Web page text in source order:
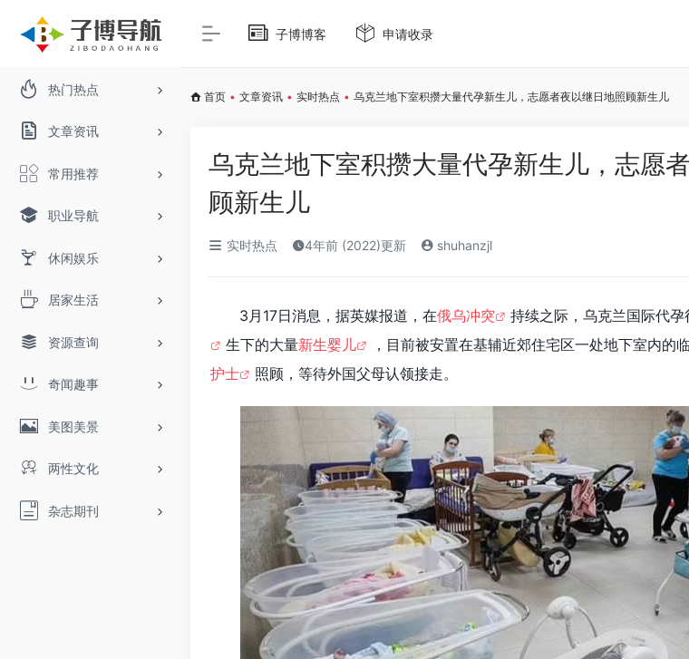
热门热点
文章资讯
常用推荐
职业导航
休闲娱乐
居家生活
资源查询
奇闻趣事
美图美景
两性文化
杂志期刊
子博博客 申请收录
首页 • 文章资讯 • 实时热点 • 乌克兰地下室积攒大量代孕新生儿，志愿者夜以继日地照顾新生儿
乌克兰地下室积攒大量代孕新生儿，志愿
顾新生儿
实时热点 4年前 (2022)更新 shuhanzjl
3月17日消息，据英媒报道，在俄乌冲突 持续之际，乌克兰国际代孕
生下的大量新生婴儿 ，目前被安置在基辅近郊住宅区一处地下室内的
护士
照顾，等待外国父母认领接走。